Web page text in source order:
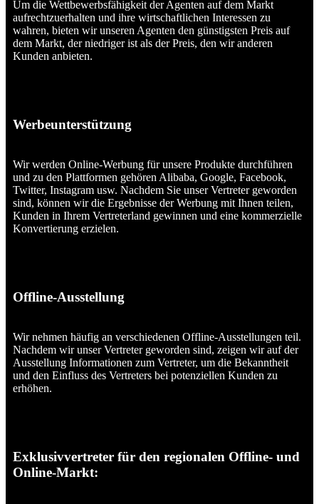
Um die Wettbewerbsfähigkeit der Agenten auf dem Markt
aufrechtzuerhalten und ihre wirtschaftlichen Interessen zu
wahren, bieten wir unseren Agenten den günstigsten Preis auf
dem Markt, der niedriger ist als der Preis, den wir anderen
Kunden anbieten.
Werbeunterstützung
Wir werden Online-Werbung für unsere Produkte durchführen
und zu den Plattformen gehören Alibaba, Google, Facebook,
Twitter, Instagram usw. Nachdem Sie unser Vertreter geworden
sind, können wir die Ergebnisse der Werbung mit Ihnen teilen,
Kunden in Ihrem Vertreterland gewinnen und eine kommerzielle
Konvertierung erzielen.
Offline-Ausstellung
Wir nehmen häufig an verschiedenen Offline-Ausstellungen teil.
Nachdem wir unser Vertreter geworden sind, zeigen wir auf der
Ausstellung Informationen zum Vertreter, um die Bekanntheit
und den Einfluss des Vertreters bei potenziellen Kunden zu
erhöhen.
Exklusivvertreter für den regionalen Offline- und
Online-Markt: